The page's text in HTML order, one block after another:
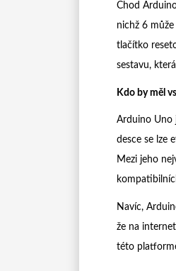
Chod
nichž 6
tlačítko
sestavu,
Kdo by měl
Arduino Uno
desce se lze
Mezi jeho
Navíc,
že na
této